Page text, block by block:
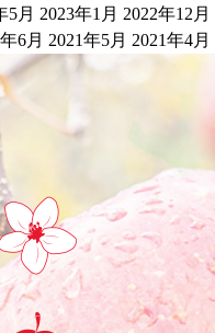
5月 2023年1月 2022年12月
6月 2021年5月 2021年4月